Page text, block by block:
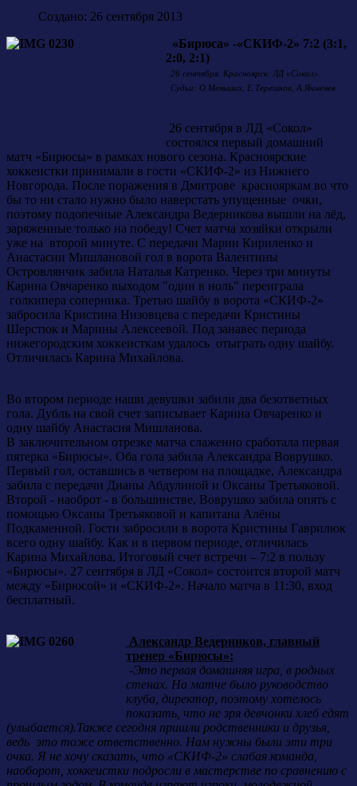
Создано: 26 сентября 2013
«Бирюса» -«СКИФ-2» 7:2 (3:1,
2:0, 2:1)
26 сентября. Красноярск. ЛД «Сокол».
Судьи: О.Меньших, Е.Терешков, А.Ячменев
26 сентября в ЛД «Сокол»
состоялся первый домашний
матч «Бирюсы» в рамках нового сезона. Красноярские
хоккеистки принимали в гости «СКИФ-2» из Нижнего
Новгорода. После поражения в Дмитрове краснояркам во что
бы то ни стало нужно было наверстать упущенные очки,
поэтому подопечные Александра Ведерникова вышли на лёд,
заряженные только на победу! Счет матча хозяйки открыли
уже на второй минуте. С передачи Марии Кириленко и
Анастасии Мишлановой гол в ворота Валентины
Островлянчик забила Наталья Катренко. Через три минуты
Карина Овчаренко выходом "один в ноль" переиграла
голкипера соперника. Третью шайбу в ворота «СКИФ-2»
забросила Кристина Низовцева с передачи Кристины
Шерстюк и Марины Алексеевой. Под занавес периода
нижегородским хоккеисткам удалось отыграть одну шайбу.
Отличилась Карина Михайлова.
Во втором периоде наши девушки забили два безответных
гола. Дубль на свой счет записывает Карина Овчаренко и
одну шайбу Анастасия Мишланова.
В заключительном отрезке матча слаженно сработала первая
пятерка «Бирюсы». Оба гола забила Александра Воврушко.
Первый гол, оставшись в четвером на площадке, Александра
забила с передачи Дианы Абдулиной и Оксаны Третьяковой.
Второй - наоброт - в большинстве, Воврушко забила опять с
помощью Оксаны Третьяковой и капитана Алёны
Подкаменной. Гости забросили в ворота Кристины Гаврилюк
всего одну шайбу. Как и в первом периоде, отличилась
Карина Михайлова. Итоговый счет встречи – 7:2 в пользу
«Бирюсы». 27 сентября в ЛД «Сокол» состоится второй матч
между «Бирюсой» и «СКИФ-2». Начало матча в 11:30, вход
бесплатный.
Александр Ведерников, главный
тренер «Бирюсы»:
-Это первая домашняя игра, в родных
стенах. На матче было руководство
клуба, директор, поэтому хотелось
показать, что не зря девчонки хлеб едят
(улыбается).Также сегодня пришли родственники и друзья,
ведь это тоже ответственно. Нам нужны были эти три
очка. Я не хочу сказать, что «СКИФ-2» слабая команда,
наоборот, хоккеистки подросли в мастерстве по сравнению с